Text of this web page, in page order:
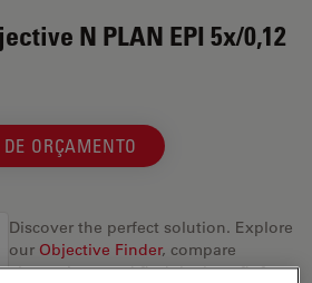
N PLAN EPI 5x/0,12
ORÇAMENTO
Discover the perfect solution. Explore
our Objective Finder, compare
alternatives, and find the best fit for